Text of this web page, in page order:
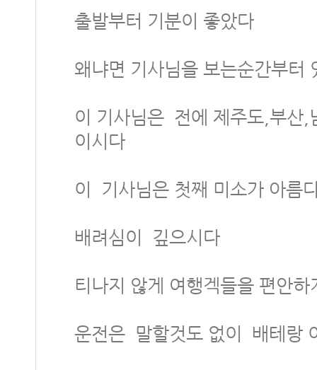
출발부터 기분이 좋았다
왜냐면 기사님을 보는순간부터
이 기사님은 전에 제주도,부산,
이시다
이 기사님은 첫째 미소가 아름
배려심이 깊으시다
티나지 않게 여행겍들을 편안하
운전은 말할것도 없이 배테랑